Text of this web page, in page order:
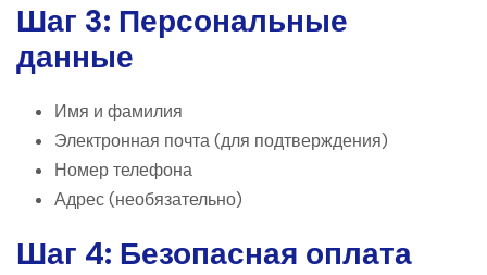
Шаг 3: Персональные
данные
Имя и фамилия
Электронная почта (для подтверждения)
Номер телефона
Адрес (необязательно)
Шаг 4: Безопасная оплата